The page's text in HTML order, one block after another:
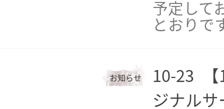
予定して
とおりで
お知らせ 10-23
ジナルサ